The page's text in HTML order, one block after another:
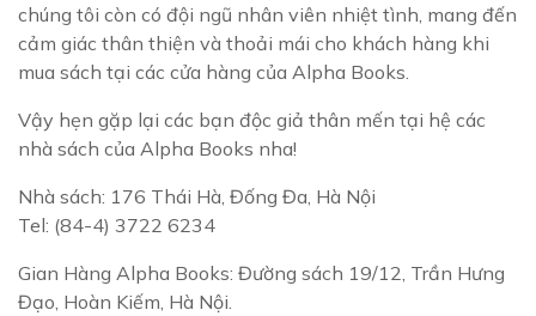
chúng tôi còn có đội ngũ nhân viên nhiệt tình, mang đến
cảm giác thân thiện và thoải mái cho khách hàng khi
mua sách tại các cửa hàng của Alpha Books.
Vậy hẹn gặp lại các bạn độc giả thân mến tại hệ các
nhà sách của Alpha Books nha!
Nhà sách: 176 Thái Hà, Đống Đa, Hà Nội
Tel: (84-4) 3722 6234
Gian Hàng Alpha Books: Đường sách 19/12, Trần Hưng
Đạo, Hoàn Kiếm, Hà Nội.